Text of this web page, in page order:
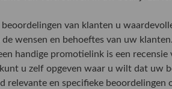
beoordelingen van klanten u
wensen en behoeftes van uw
handige promotielink is een
kunt u zelf opgeven waar u wilt dat uw
relevante en specifieke beoordelingen